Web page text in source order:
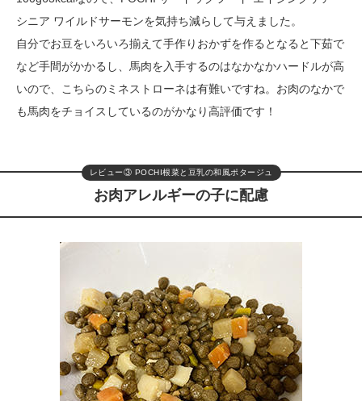
シニア ワイルドサーモンを気持ち減らして与えました。
自分でお豆をいろいろ揃えて手作りおかずを作るとなると下茹で
など手間がかかるし、馬肉を入手するのはなかなかハードルが高
いので、こちらのミネストローネは有難いですね。お肉のなかで
も馬肉をチョイスしているのがかなり高評価です！
レビュー③ POCHI根菜と豆乳の和風ポタージュ
お肉アレルギーの子に配慮